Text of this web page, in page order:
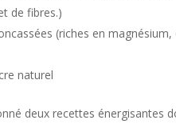
de fibres.)
(riches en
naturel
deux recettes énergisantes